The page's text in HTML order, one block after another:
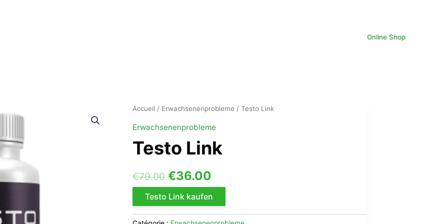
Online Shop
Accueil / Erwachsenenprobleme / Testo Link
Erwachsenenprobleme
Testo Link
€79.00 Le
prix
initial
€36.00Le
prix
actuel
Testo Link kaufen